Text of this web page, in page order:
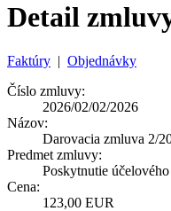
Detail
Faktúry | Objednávky
Číslo zmluvy:
2026/02/02/2026
Názov:
Darovacia zmluva 2/
Predmet zmluvy:
Poskytnutie
Cena:
123,00 EUR